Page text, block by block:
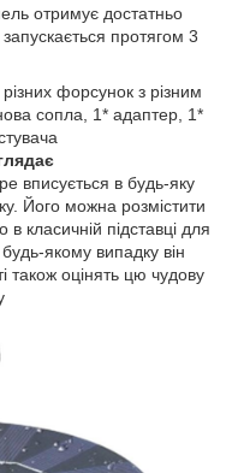
отримує достатньо
протягом 3
форсунок з різним
сопла, 1* адаптер, 1*
вписується в будь-яку
Його можна розмістити
в класичній підставці для
якому випадку він
також оцінять цю чудову